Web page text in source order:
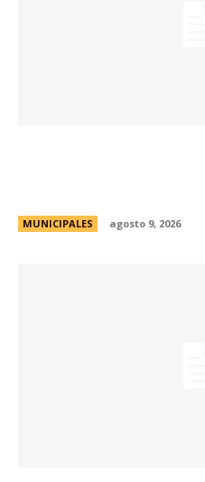
MUNICIPALES agosto 9, 2026